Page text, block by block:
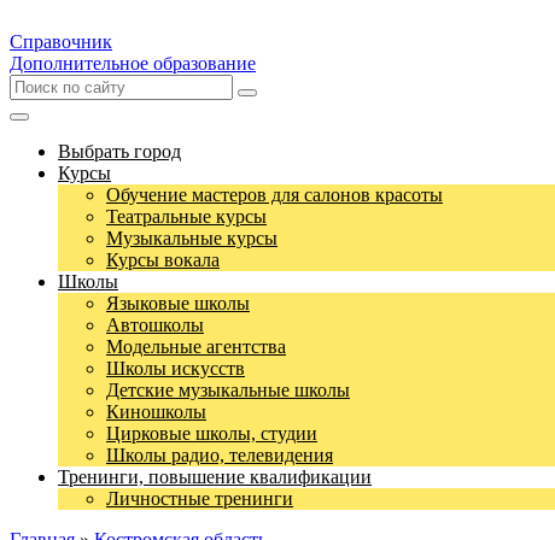
Справочник
Дополнительное образование
Выбрать город
Курсы
Обучение мастеров для салонов красоты
Театральные курсы
Музыкальные курсы
Курсы вокала
Школы
Языковые школы
Автошколы
Модельные агентства
Школы искусств
Детские музыкальные школы
Киношколы
Цирковые школы, студии
Школы радио, телевидения
Тренинги, повышение квалификации
Личностные тренинги